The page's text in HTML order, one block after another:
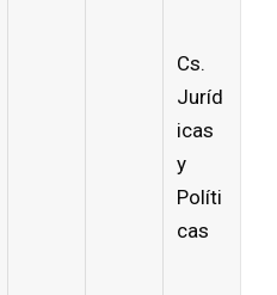
Cs.
Juríd
icas
y
Políti
cas